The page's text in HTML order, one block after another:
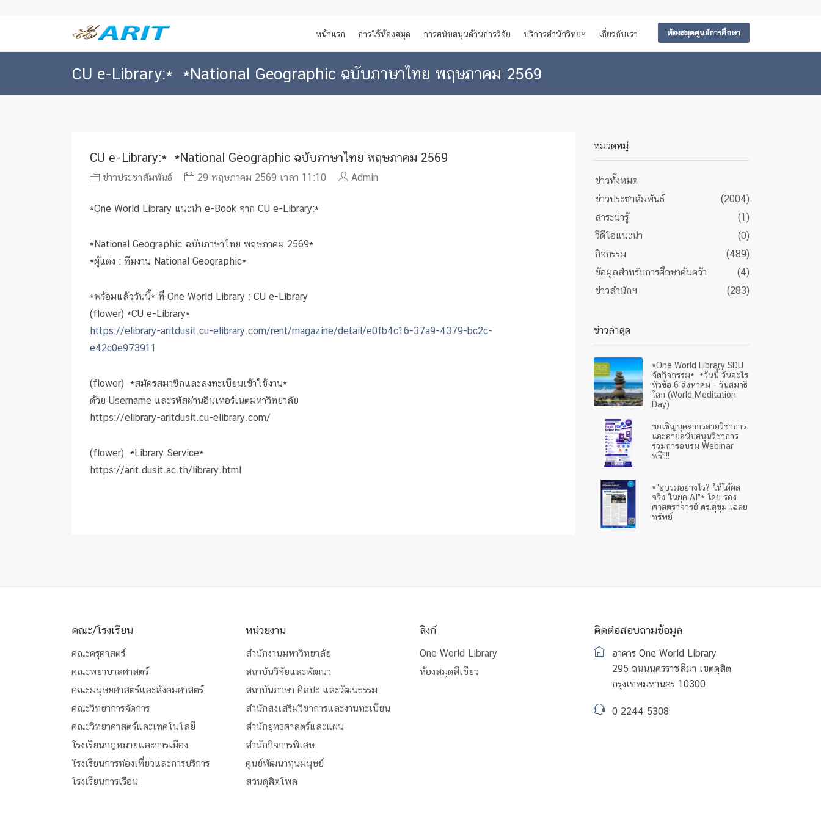
ห้องสมุดศูนย์การศึกษา
หน้าแรก การใช้ห้องสมุด การสนับสนุนด้านการวิจัย บริการสำนักวิทยฯ เกี่ยวกับเรา
CU e-Library:* *National Geographic ฉบับภาษาไทย พฤษภาคม 2569
CU e-Library:* *National Geographic ฉบับภาษาไทย พฤษภาคม 2569
ข่าวประชาสัมพันธ์ 29 พฤษภาคม 2569 เวลา 11:10 Admin
*One World Library แนะนำ e-Book จาก CU e-Library:*
*National Geographic ฉบับภาษาไทย พฤษภาคม 2569*
*ผู้แต่ง : ทีมงาน National Geographic*
*พร้อมแล้ววันนี้* ที่ One World Library : CU e-Library
(flower) *CU e-Library*
https://elibrary-aritdusit.cu-elibrary.com/rent/magazine/detail/e0fb4c16-37a9-4379-bc2c-
e42c0e973911
(flower) *สมัครสมาชิกและลงทะเบียนเข้าใช้งาน*
ด้วย Username และรหัสผ่านอินเทอร์เนตมหาวิทยาลัย
https://elibrary-aritdusit.cu-elibrary.com/
(flower) *Library Service*
https://arit.dusit.ac.th/library.html
หมวดหมู่
ข่าวทั้งหมด
ข่าวประชาสัมพันธ์
(2004)
สาระน่ารู้
(1)
วีดีโอแนะนำ
(0)
กิจกรรม
(489)
ข้อมูลสำหรับการศึกษาค้นคว้า
(4)
ข่าวสำนักฯ
(283)
ข่าวล่าสุด
*One World Library SDU
จัดกิจกรรม* *วันนี้ วันอะไร
หัวข้อ 6 สิงหาคม - วันสมาธิ
โลก (World Meditation
Day)
ขอเชิญบุคลากรสายวิชาการ
และสายสนับสนุนวิชาการ
ร่วมการอบรม Webinar
ฟรี!!!!
*"อบรมอย่างไร? ให้ได้ผล
จริง ในยุค AI"* โดย รอง
ศาสตราจารย์ ดร.สุขุม เฉลย
ทรัพย์
คณะ/โรงเรียน
คณะครุศาสตร์
คณะพยาบาลศาสตร์
คณะมนุษยศาสตร์และสังคมศาสตร์
คณะวิทยาการจัดการ
คณะวิทยาศาสตร์และเทคโนโลยี
โรงเรียนกฎหมายและการเมือง
โรงเรียนการท่องเที่ยวและการบริการ
โรงเรียนการเรือน
หน่วยงาน
สำนักงานมหาวิทยาลัย
สถาบันวิจัยและพัฒนา
สถาบันภาษา ศิลปะ และวัฒนธรรม
สำนักส่งเสริมวิชาการและงานทะเบียน
สำนักยุทธศาสตร์และแผน
สำนักกิจการพิเศษ
ศูนย์พัฒนาทุนมนุษย์
สวนดุสิตโพล
ลิงก์
One World Library
ห้องสมุดสีเขียว
ติดต่อสอบถามข้อมูล
อาคาร One World Library
295 ถนนนครราชสีมา เขตดุสิต
กรุงเทพมหานคร 10300
0 2244 5308